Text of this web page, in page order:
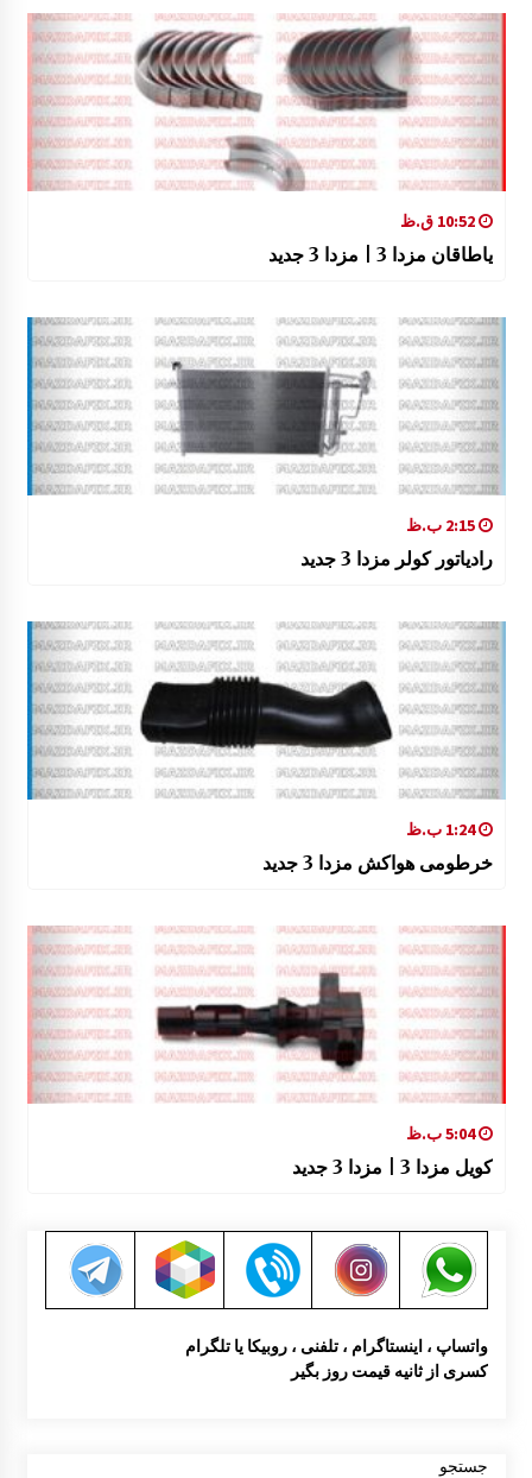
10:52 ق.ظ
یاطاقان مزدا 3 | مزدا 3 جدید
2:15 ب.ظ
رادیاتور کولر مزدا 3 جدید
1:24 ب.ظ
خرطومی هواکش مزدا 3 جدید
5:04 ب.ظ
کویل مزدا 3 | مزدا 3 جدید
واتساپ ، اینستاگرام ، تلفنی ، روبیکا یا تلگرام
کسری از ثانیه قیمت روز بگیر
جستجو